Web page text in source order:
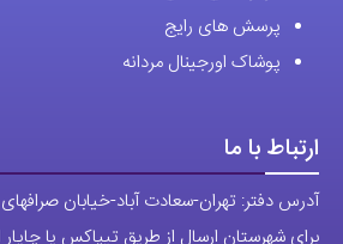
پرسش های رایج
پوشاک اورجینال مردانه
ارتباط با ما
آدرس دفتر: تهران-سعادت آباد-خیابان صرافهای
برای شهرستان ارسال از طریق تیپاکس یا